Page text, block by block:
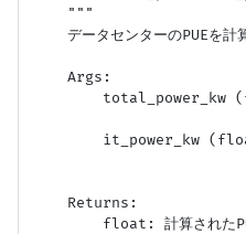
    """
データセンターのPUEを計算
    Args:
total_power_kw
it_power_kw
    Returns:
float: 計算された